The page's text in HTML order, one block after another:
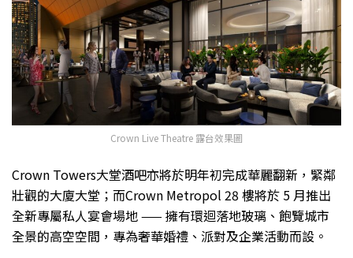
Crown Live Theatre 露台效果圖
Crown Towers大堂酒吧亦將於明年初完成華麗翻新，緊鄰
壯觀的大廈大堂；而Crown Metropol 28 樓將於 5 月推出
全新專屬私人宴會場地 —— 擁有環迴落地玻璃、飽覽城市
全景的高空空間，專為奢華婚禮、派對及企業活動而設。